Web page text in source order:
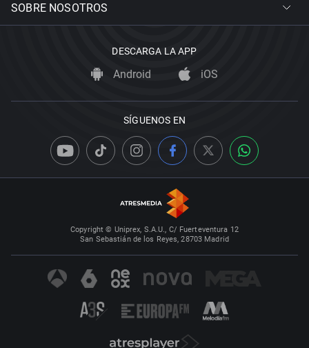
SOBRE NOSOTROS
DESCARGA LA APP
Android iOS
SÍGUENOS EN
Copyright © Uniprex, S.A.U., C/ Fuerteventura 12
San Sebastián de los Reyes, 28703 Madrid